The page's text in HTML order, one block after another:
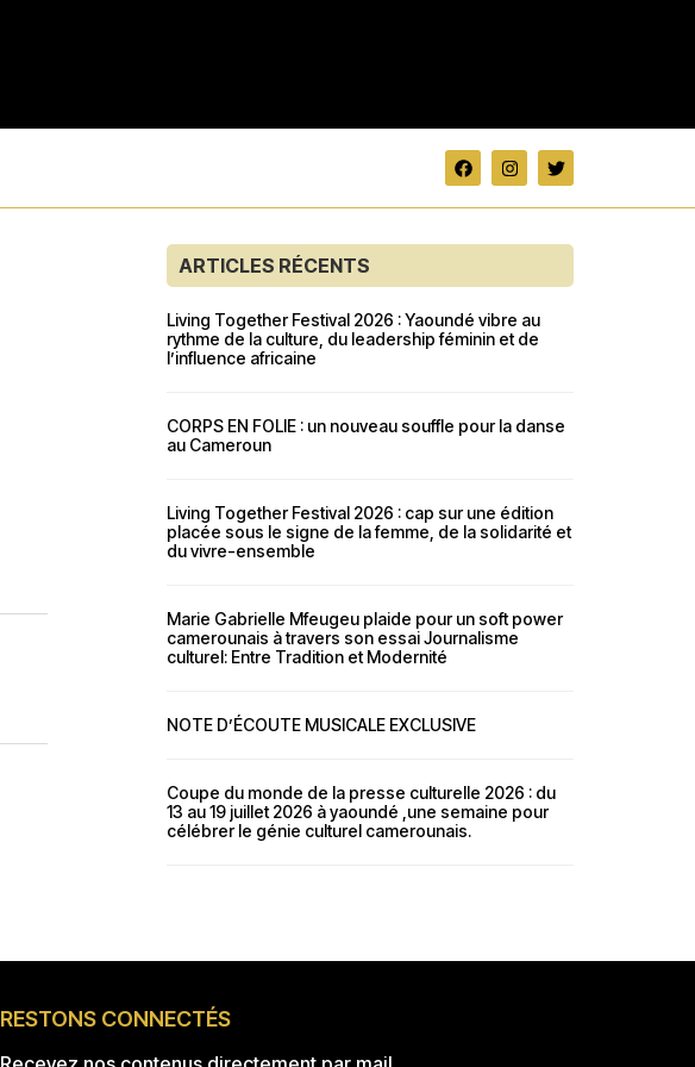
ARTICLES RÉCENTS
Living Together Festival 2026 : Yaoundé vibre au
rythme de la culture, du leadership féminin et de
l’influence africaine
CORPS EN FOLIE : un nouveau souffle pour la danse
au Cameroun
Living Together Festival 2026 : cap sur une édition
placée sous le signe de la femme, de la solidarité et
du vivre-ensemble
Marie Gabrielle Mfeugeu plaide pour un soft power
camerounais à travers son essai Journalisme
culturel: Entre Tradition et Modernité
NOTE D’ÉCOUTE MUSICALE EXCLUSIVE
Coupe du monde de la presse culturelle 2026 : du
13 au 19 juillet 2026 à yaoundé ,une semaine pour
célébrer le génie culturel camerounais.
RESTONS CONNECTÉS